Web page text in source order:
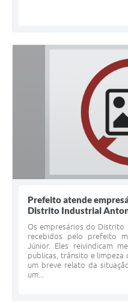
Prefeito atende
Distrito Industrial
Os empresários do Distrito
recebidos pelo prefeito
Júnior. Eles reivindicam
publicas, trânsito e
um breve relato da
um...